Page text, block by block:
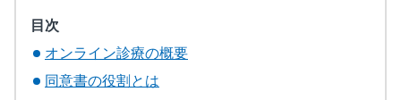
目次
オンライン診療の概要
同意書の役割とは